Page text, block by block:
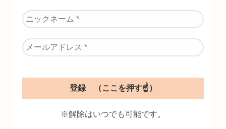
※解除はいつでも可能です。